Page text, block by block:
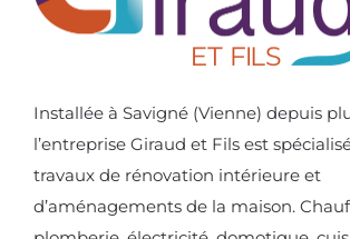
Installée à Savigné (Vienne) depuis
l’entreprise Giraud et Fils est
travaux de rénovation intérieure et
d’aménagements de la maison.